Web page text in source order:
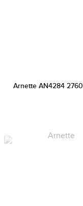
Arnette AN4284